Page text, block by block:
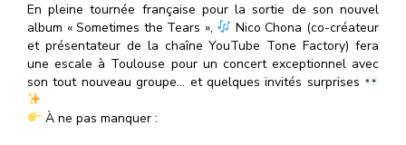
En pleine tournée française pour la sortie de son nouvel
album « Sometimes the Tears »,
Nico Chona (co-créateur
et présentateur de la chaîne YouTube Tone Factory) fera
une escale à Toulouse pour un concert exceptionnel avec
son tout nouveau groupe… et quelques invités surprises
À ne pas manquer :